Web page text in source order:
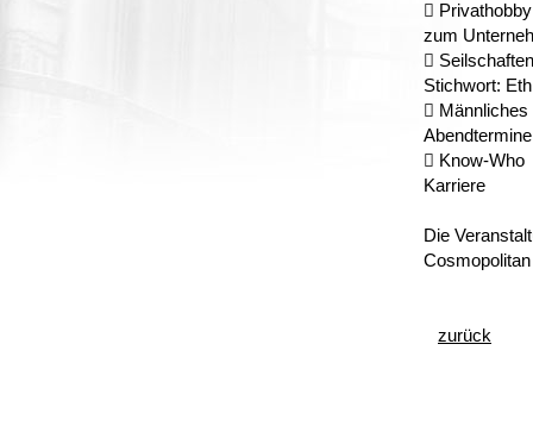

zum

Stichwort:

 Know-Who
Karriere
Die
zurück